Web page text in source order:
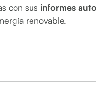
con sus informes
renovable.